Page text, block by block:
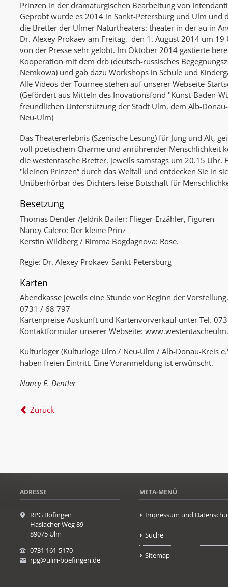
Prinzen in der dramaturgischen Bearbeitung von
Geprobt wurde es 2014 in Sankt-Petersburg und Ulm und
die Bretter der Ulmer Naturtheaters: theater in der au in
Dr. Alexey Prokaev am Freitag, den 1. August 2014 um
von der Presse sehr gelobt. Im Oktober 2014 gastierte
Kooperation mit dem drb (deutsch-russisches
Nemkowa) und gab dazu Workshops in Schule und
Alle Videos der Tournee stehen auf unserer Webseite-
(Gefördert aus Mitteln des Inovationsfond "Kunst-Baden-
freundlichen Unterstützung der Stadt Ulm, dem Alb-
Neu-Ulm)
Das Theatererlebnis (Szenische Lesung) für Jung und Alt,
voll poetischem Charme und anrührender Menschlichkeit
die westentasche Bretter, jeweils samstags um 20.15 Uhr.
"kleinen Prinzen“ durch das Weltall und entdecken Sie in
Unüberhörbar des Dichters leise Botschaft für
Besetzung
Thomas Dentler /Jeldrik Bailer: Flieger-Erzähler, Figuren
Nancy Calero: Der kleine Prinz
Kerstin Wildberg / Rimma Bogdagnova: Rose.
Regie: Dr. Alexey Prokaev-Sankt-Petersburg
Karten
Abendkasse jeweils eine Stunde vor Beginn der
0731 / 68 797
Kartenpreise-Auskunft und Kartenvorverkauf unter Tel.
Kontaktformular unserer Webseite:
Kulturloger (Kulturloge Ulm / Neu-Ulm / Alb-Donau-Kreis
haben freien Eintritt. Eine Voranmeldung ist erwünscht.
Nancy E. Dentler
Zurück
ADRESSE
RPG Böfingen
Haslacher Weg 89
89075 Ulm
0731 161-5170
rpg@ulm-boefingen.de
META-MENÜ
Impressum und
Suche
Sitemap